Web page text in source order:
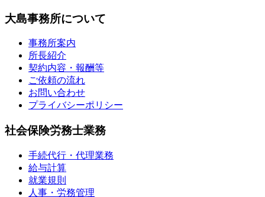
大島事務所について
事務所案内
所長紹介
契約内容・報酬等
ご依頼の流れ
お問い合わせ
プライバシーポリシー
社会保険労務士業務
手続代行・代理業務
給与計算
就業規則
人事・労務管理